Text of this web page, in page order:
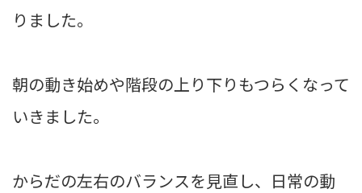
りました。
朝の動き始めや階段の上り下りもつらくなって
いきました。
からだの左右のバランスを見直し、日常の動